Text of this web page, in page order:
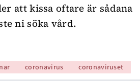
att kissa oftare är sådana
ni söka vård.
coronavirus coronaviruset